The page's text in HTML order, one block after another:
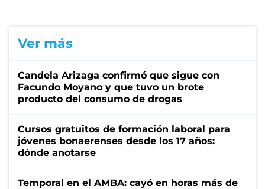
Ver más
Candela Arizaga confirmó que sigue con
Facundo Moyano y que tuvo un brote
producto del consumo de drogas
Cursos gratuitos de formación laboral para
jóvenes bonaerenses desde los 17 años:
dónde anotarse
Temporal en el AMBA: cayó en horas más de